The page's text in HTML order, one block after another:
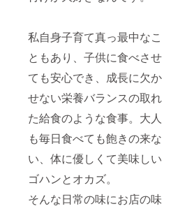
私自身子育て真っ最中なこ
ともあり、子供に食べさせ
ても安心でき、成長に欠か
せない栄養バランスの取れ
た給食のような食事。大人
も毎日食べても飽きの来な
い、体に優しくて美味しい
ゴハンとオカズ。
そんな日常の味にお店の味